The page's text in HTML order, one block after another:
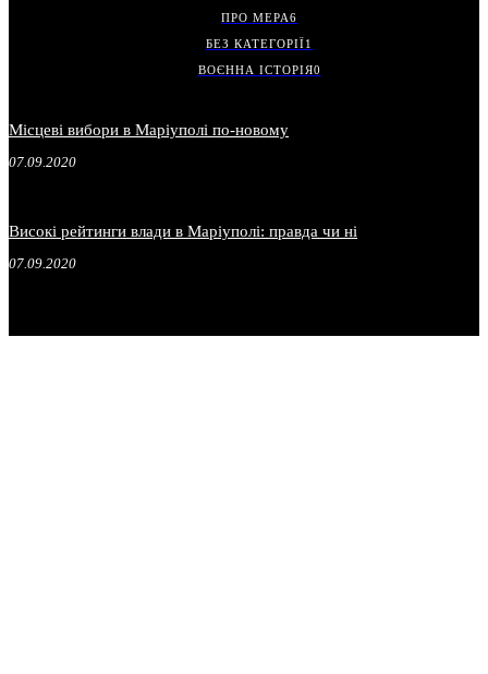
ПРО МЕРА6
БЕЗ КАТЕГОРІЇ1
ВОЄННА ІСТОРІЯ0
Місцеві вибори в Маріуполі по-новому
07.09.2020
Високі рейтинги влади в Маріуполі: правда чи ні
07.09.2020